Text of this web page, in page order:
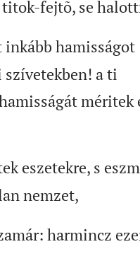
titok-fejtõ, se
inkább hamisságot
a ti
méritek
eszetekre, s
nemzet,
harmincz